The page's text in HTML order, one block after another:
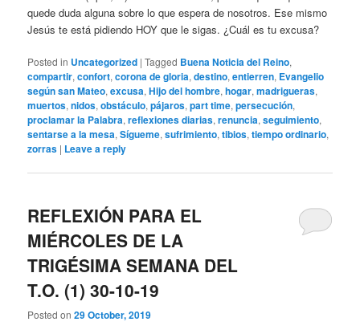
quede duda alguna sobre lo que espera de nosotros. Ese mismo
Jesús te está pidiendo HOY que le sigas. ¿Cuál es tu excusa?
Posted in Uncategorized |Tagged Buena Noticia del Reino,
compartir,confort,corona de gloria,destino,entierren, Evangelio
según san Mateo,excusa,Hijo del hombre,hogar,madrigueras,
muertos,nidos,obstáculo,pájaros,part time,persecución,
proclamar la Palabra,reflexiones diarias,renuncia,seguimiento,
sentarse a la mesa,Sígueme,sufrimiento,tibios,tiempo ordinario,
zorras | Leave a reply
REFLEXIÓN PARA EL
MIÉRCOLES DE LA
TRIGÉSIMA SEMANA DEL
T.O. (1) 30-10-19
Posted on29 October, 2019